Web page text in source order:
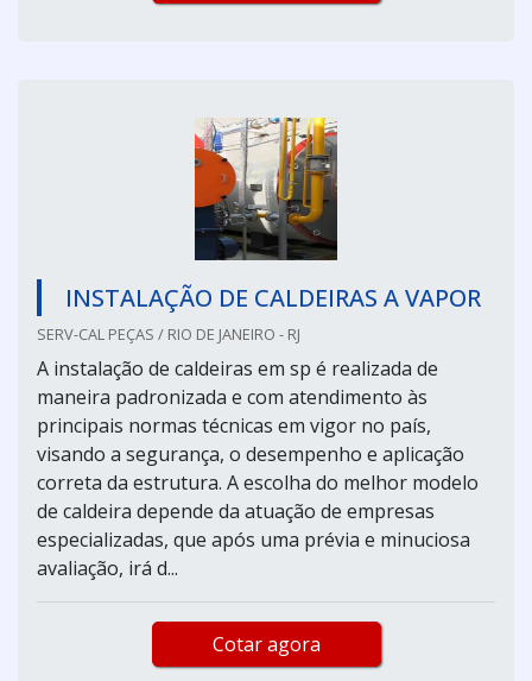
INSTALAÇÃO DE CALDEIRAS A VAPOR
SERV-CAL PEÇAS / RIO DE JANEIRO - RJ
A instalação de caldeiras em sp é realizada de
maneira padronizada e com atendimento às
principais normas técnicas em vigor no país,
visando a segurança, o desempenho e aplicação
correta da estrutura. A escolha do melhor modelo
de caldeira depende da atuação de empresas
especializadas, que após uma prévia e minuciosa
avaliação, irá d...
Cotar agora